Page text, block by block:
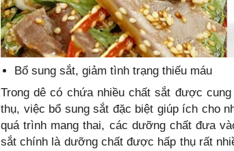
Bổ sung sắt, giảm tình trạng thiếu máu
Trong dê có chứa nhiều chất sắt được
thụ, việc bổ sung sắt đặc biệt giúp ích cho
quá trình mang thai, các dưỡng chất đưa
sắt chính là dưỡng chất được hấp thụ rất